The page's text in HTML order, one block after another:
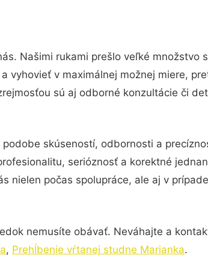
Našimi rukami prešlo veľké množstvo
vyhovieť v maximálnej možnej miere,
sú aj odborné konzultácie či
skúseností, odbornosti a
serióznosť a korektné
nielen počas spolupráce, ale aj v
nemusíte obávať. Neváhajte a
, Prehĺbenie vŕtanej studne Marianka.